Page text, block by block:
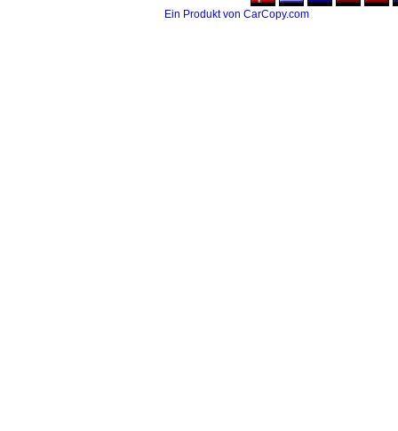
Ein Produkt von CarCopy.com